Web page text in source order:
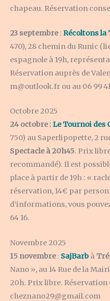
chapeau. Réservation
23 septembre: Récoltons la
470), 28 chemin du Runic
espagnole à 19h,
Réservation auprès de
m@outlook.fr ou au 06 99
Octobre 2025
24 octobre :Le Tournoi des
750) au Saperlipopette, 2
Spectacle à 20h45. Prix
recommandé). Il est
place à partir de 19h : «
réservation, 14€ par
d’informations, vous
64 16.
Novembre 2025
15 novembre: SajBarb à
Nano », au 14 Rue de la
20h. Prix libre. Réservation
cheznano29@gmail.com